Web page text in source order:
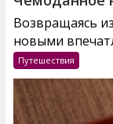
Возвращаясь
новыми
Путешествия